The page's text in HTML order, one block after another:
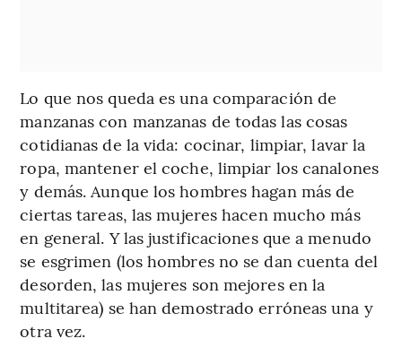
Lo que nos queda es una comparación de
manzanas con manzanas de todas las cosas
cotidianas de la vida: cocinar, limpiar, lavar la
ropa, mantener el coche, limpiar los canalones
y demás. Aunque los hombres hagan más de
ciertas tareas, las mujeres hacen mucho más
en general. Y las justificaciones que a menudo
se esgrimen (los hombres no se dan cuenta del
desorden, las mujeres son mejores en la
multitarea) se han demostrado erróneas una y
otra vez.